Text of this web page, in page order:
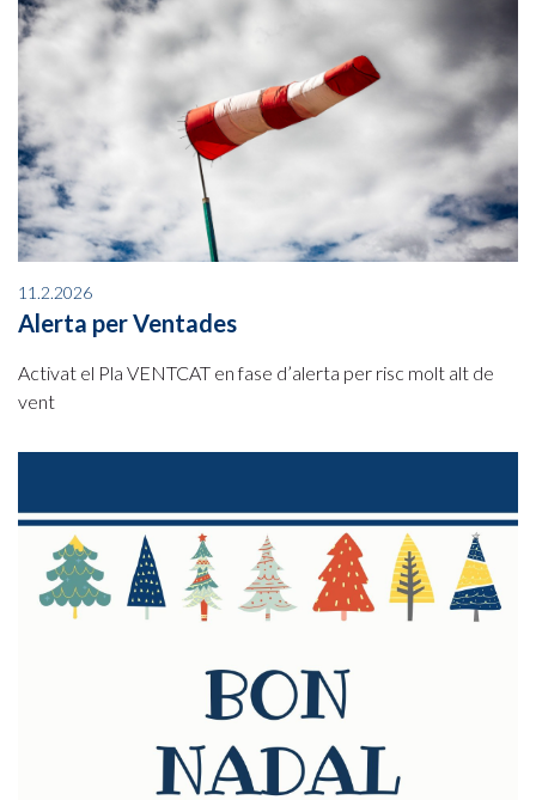
11.2.2026
Alerta per Ventades
Activat el Pla VENTCAT en fase d’alerta per risc molt alt de
vent